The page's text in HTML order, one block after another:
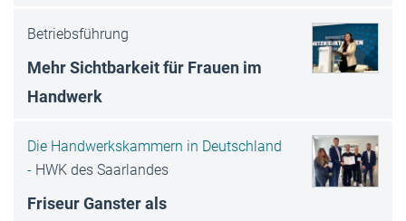
Betriebsführung
Mehr Sichtbarkeit für Frauen im
Handwerk
Die Handwerkskammern in Deutschland
- HWK des Saarlandes
Friseur Ganster als